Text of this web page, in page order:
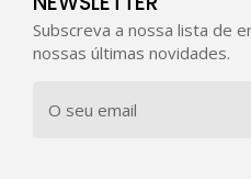
Subscreva a nossa lista de
nossas últimas novidades.